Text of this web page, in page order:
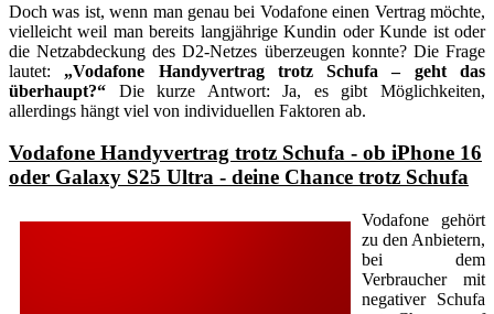
Doch was ist, wenn man genau bei Vodafone einen Vertrag möchte,
vielleicht weil man bereits langjährige Kundin oder Kunde ist oder
die Netzabdeckung des D2-Netzes überzeugen konnte? Die Frage
lautet: „Vodafone Handyvertrag trotz Schufa – geht das
überhaupt?“ Die kurze Antwort: Ja, es gibt Möglichkeiten,
allerdings hängt viel von individuellen Faktoren ab.
Vodafone Handyvertrag trotz Schufa - ob iPhone 16
oder Galaxy S25 Ultra - deine Chance trotz Schufa
Vodafone gehört
zu den Anbietern,
bei dem
Verbraucher mit
negativer Schufa